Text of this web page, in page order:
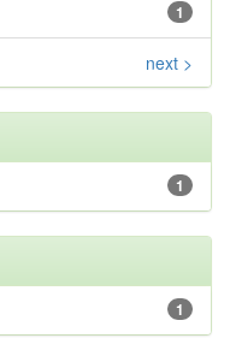
1
next >
1
1